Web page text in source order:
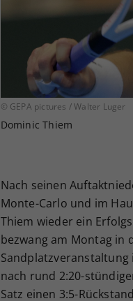
© GEPA pictures / Walter Luger
Dominic Thiem
Nach seinen
Monte-Carlo und im
Thiem wieder ein
bezwang am Montag in
Sandplatzveranstaltung
nach rund 2:20-
Satz einen 3:5-